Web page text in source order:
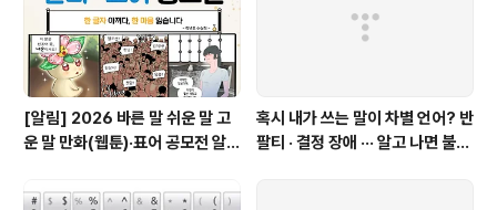
[알림] 2026 바른 말 쉬운 말 고
운 말 만화(웹툰)·표어 공모전 알림
혹시 내가 쓰는 말이 차별 언어? 반
팔티 · 결정 장애 ··· 알고 나면 불편